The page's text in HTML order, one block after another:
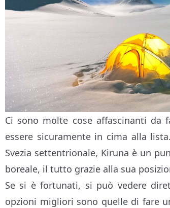
Ci sono molte cose affascinanti da
essere sicuramente in cima alla
Svezia settentrionale, Kiruna è un
boreale, il tutto grazie alla sua
Se si è fortunati, si può vedere
opzioni migliori sono quelle di fare